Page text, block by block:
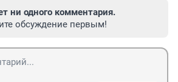
ни одного комментария.
обсуждение первым!